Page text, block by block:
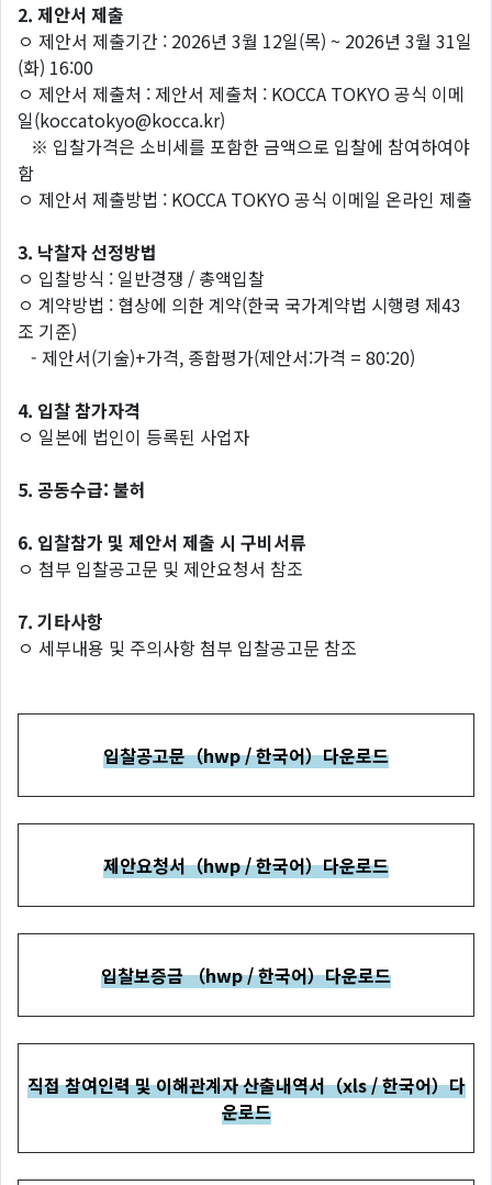
2. 제안서 제출
ㅇ 제안서 제출기간 : 2026년 3월 12일(목) ~ 2026년 3월 31일
(화) 16:00
ㅇ 제안서 제출처 : 제안서 제출처 : KOCCA TOKYO 공식 이메
일(koccatokyo@kocca.kr)
※ 입찰가격은 소비세를 포함한 금액으로 입찰에 참여하여야
함
ㅇ 제안서 제출방법 : KOCCA TOKYO 공식 이메일 온라인 제출
3. 낙찰자 선정방법
ㅇ 입찰방식 : 일반경쟁 / 총액입찰
ㅇ 계약방법 : 협상에 의한 계약(한국 국가계약법 시행령 제43
조 기준)
- 제안서(기술)+가격, 종합평가(제안서:가격 = 80:20)
4. 입찰 참가자격
ㅇ 일본에 법인이 등록된 사업자
5. 공동수급: 불허
6. 입찰참가 및 제안서 제출 시 구비서류
ㅇ 첨부 입찰공고문 및 제안요청서 참조
7. 기타사항
ㅇ 세부내용 및 주의사항 첨부 입찰공고문 참조
입찰공고문（hwp / 한국어）다운로드
제안요청서（hwp / 한국어）다운로드
입찰보증금 （hwp / 한국어）다운로드
직접 참여인력 및 이해관계자 산출내역서（xls / 한국어）다
운로드